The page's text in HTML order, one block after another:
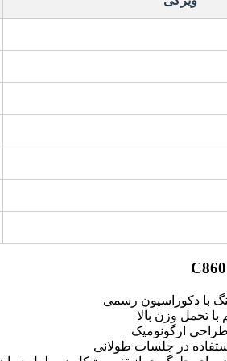
با دکوراسیون رسمی
تحمل وزن بالا
ارگونومیک
در جلسات طولانی